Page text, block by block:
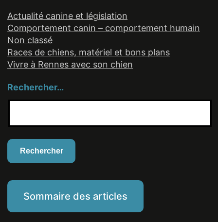
Actualité canine et législation
Comportement canin – comportement humain
Non classé
Races de chiens, matériel et bons plans
Vivre à Rennes avec son chien
Rechercher…
Sommaire des articles